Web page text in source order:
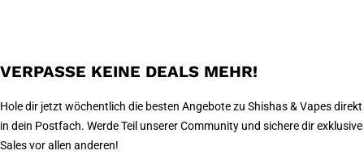
VERPASSE KEINE DEALS MEHR!
Hole dir jetzt wöchentlich die besten Angebote zu Shishas & Vapes direkt
in dein Postfach. Werde Teil unserer Community und sichere dir exklusive
Sales vor allen anderen!